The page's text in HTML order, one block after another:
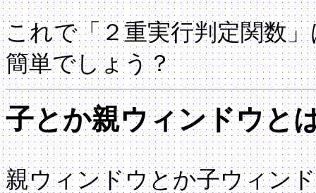
これで「２重実行判定関数
簡単でしょう？
子とか親ウィンドウと
親ウィンドウとか子ウィン